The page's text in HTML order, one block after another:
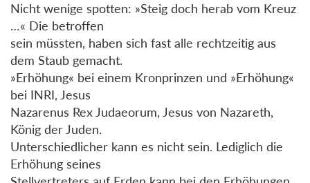
Nicht wenige spotten: »Steig doch herab vom Kreuz
…« Die betroffen
sein müssten, haben sich fast alle rechtzeitig aus
dem Staub gemacht.
»Erhöhung« bei einem Kronprinzen und »Erhöhung«
bei INRI, Jesus
Nazarenus Rex Judaeorum, Jesus von Nazareth,
König der Juden.
Unterschiedlicher kann es nicht sein. Lediglich die
Erhöhung seines